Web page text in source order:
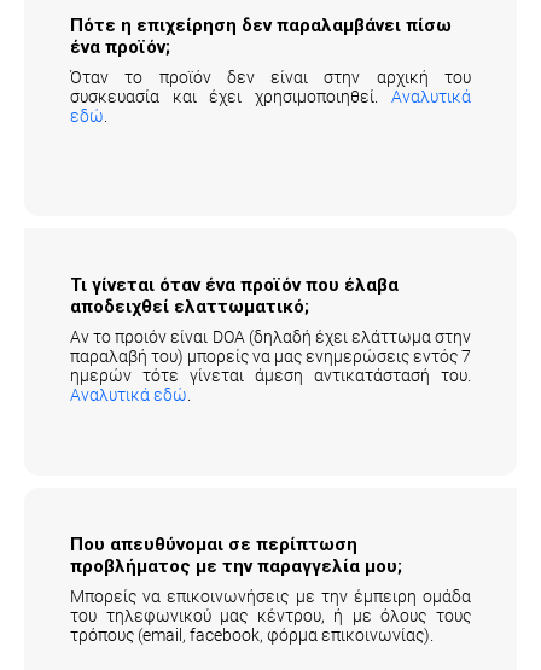
Πότε η επιχείρηση δεν παραλαμβάνει πίσω
ένα προϊόν;
Όταν το προϊόν δεν είναι στην αρχική του
συσκευασία και έχει χρησιμοποιηθεί.
Αναλυτικά
εδώ
Τι γίνεται όταν ένα προϊόν που έλαβα
αποδειχθεί ελαττωματικό;
Αν το προιόν είναι DOA (δηλαδή έχει ελάττωμα στην
παραλαβή του) μπορείς να μας ενημερώσεις εντός 7
ημερών τότε γίνεται άμεση αντικατάστασή του.
Αναλυτικά εδώ
Που απευθύνομαι σε περίπτωση
προβλήματος με την παραγγελία μου;
Μπορείς να επικοινωνήσεις με την έμπειρη ομάδα
του τηλεφωνικού μας κέντρου, ή με όλους τους
τρόπους (email, facebook, φόρμα επικοινωνίας).